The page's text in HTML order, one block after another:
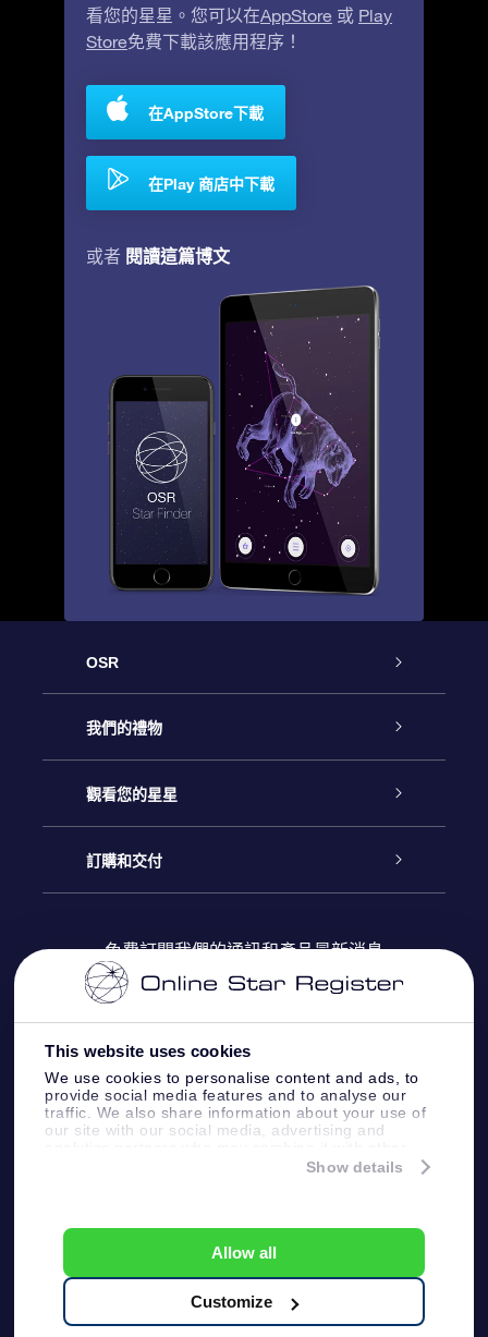
This website uses cookies
We use cookies to personalise content and ads, to
provide social media features and to analyse our
traffic. We also share information about your use of
our site with our social media, advertising and
information that you’ve provided to them or that
Show details
Allow all
Customize
看您的星星。您可以在AppStore 或 Play
Store免費下載該應用程序！
在AppStore下載
在Play 商店中下載
或者 閱讀這篇博文
OSR
客戶服務
聯繫我們
博客
評論
我們的禮物
Online Star禮物
OSR禮物包
OSR 禮物卡
公司禮品
觀看您的星星
星星注册
個性化的Star Page
One Million Stars
OSR Starsaver
訂購和交付
付款資訊
配送信息
退貨政策
免費訂閱我們的通訊和產品最新消息
客戶服務:help@osr.org
KVK: 60333553, VAT: NL 8538.62.722B01
One Million Stars
一般條款和條件
隱私政策和免責聲明